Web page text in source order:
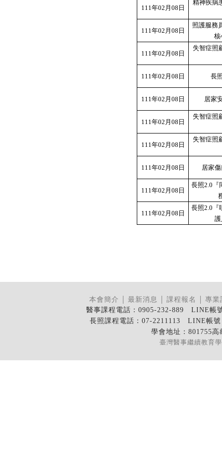
111年02月08日
精神疾病
111年02月08日
照護服務
核
111年02月08日
失智症照
111年02月08日 長
111年02月08日 居家
111年02月08日
失智症照
111年02月08日
失智症照
111年02月08日 居家
111年02月08日
長照2.0『
111年02月08日
長照2.0『
本會簡介 最新消息 課程報名
專業
醫事課程電話：0905-232-889 LINE帳
長照課程電話：07-2211113 LINE帳
學會地址：801755
臺灣醫事繼續教育